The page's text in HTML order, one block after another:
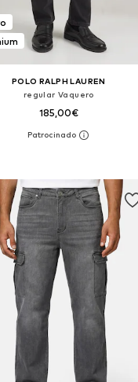
POLO RALPH LAUREN
regular Vaquero
185,00€
Disponible en muchas tallas